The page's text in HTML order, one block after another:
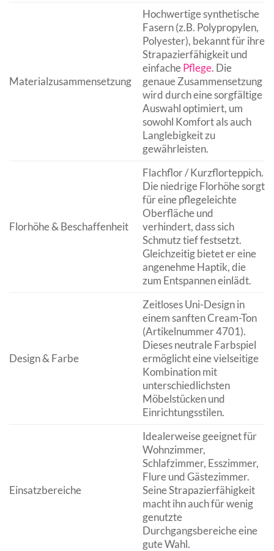
Materialzusammensetzung
Hochwertige synthetische
Fasern (z.B. Polypropylen,
Polyester), bekannt für ihre
Strapazierfähigkeit und
einfachePflege. Die
genaue Zusammensetzung
wird durch eine sorgfältige
Auswahl optimiert, um
sowohl Komfort als auch
Langlebigkeit zu
gewährleisten.
Florhöhe & Beschaffenheit
Flachflor / Kurzflorteppich.
Die niedrige Florhöhe sorgt
für eine pflegeleichte
Oberfläche und
verhindert, dass sich
Schmutz tief festsetzt.
Gleichzeitig bietet er eine
angenehme Haptik, die
zum Entspannen einlädt.
Design & Farbe
Zeitloses Uni-Design in
einem sanften Cream-Ton
(Artikelnummer 4701).
Dieses neutrale Farbspiel
ermöglicht eine vielseitige
Kombination mit
unterschiedlichsten
Möbelstücken und
Einrichtungsstilen.
Einsatzbereiche
Idealerweise geeignet für
Wohnzimmer,
Schlafzimmer, Esszimmer,
Flure und Gästezimmer.
Seine Strapazierfähigkeit
macht ihn auch für wenig
genutzte
Durchgangsbereiche eine
gute Wahl.